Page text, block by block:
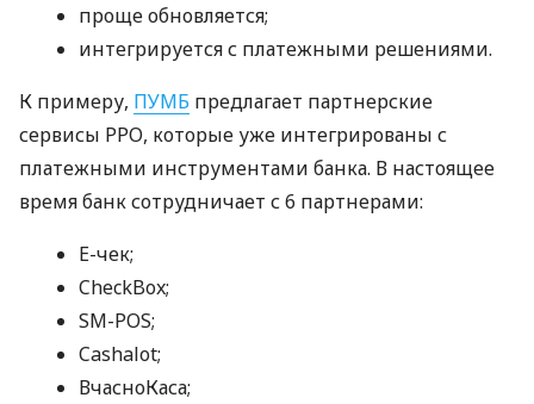
проще обновляется;
интегрируется с платежными решениями.
К примеру, ПУМБ предлагает партнерские
сервисы РРО, которые уже интегрированы с
платежными инструментами банка. В настоящее
время банк сотрудничает с 6 партнерами:
E-чек;
CheckBox;
SM-POS;
Cashalot;
ВчасноКаса;